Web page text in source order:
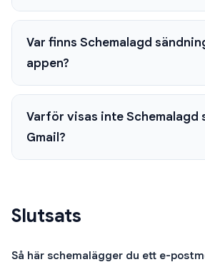
Var finns Schemalagd
appen?
Varför visas inte Schemalagd
Gmail?
Slutsats
Så här schemalägger du ett e-